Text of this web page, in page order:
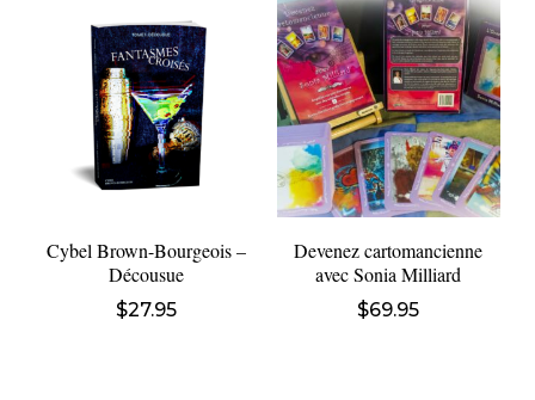
Cybel Brown-Bourgeois –
Décousue
$27.95
Devenez cartomancienne
avec Sonia Milliard
$69.95